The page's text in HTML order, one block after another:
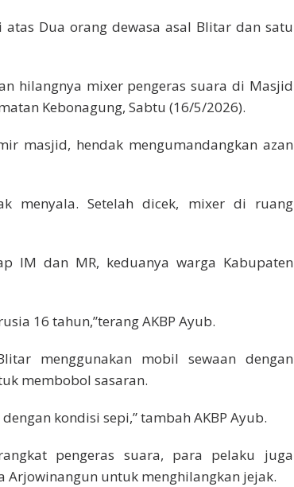
Dua orang dewasa asal Blitar dan satu
hilangnya mixer pengeras suara di Masjid
Kebonagung, Sabtu (16/5/2026).
masjid, hendak mengumandangkan azan
menyala. Setelah dicek, mixer di ruang
IM dan MR, keduanya warga Kabupaten
16 tahun,”terang AKBP Ayub.
menggunakan mobil sewaan dengan
membobol sasaran.
kondisi sepi,” tambah AKBP Ayub.
pengeras suara, para pelaku juga
Arjowinangun untuk menghilangkan jejak.